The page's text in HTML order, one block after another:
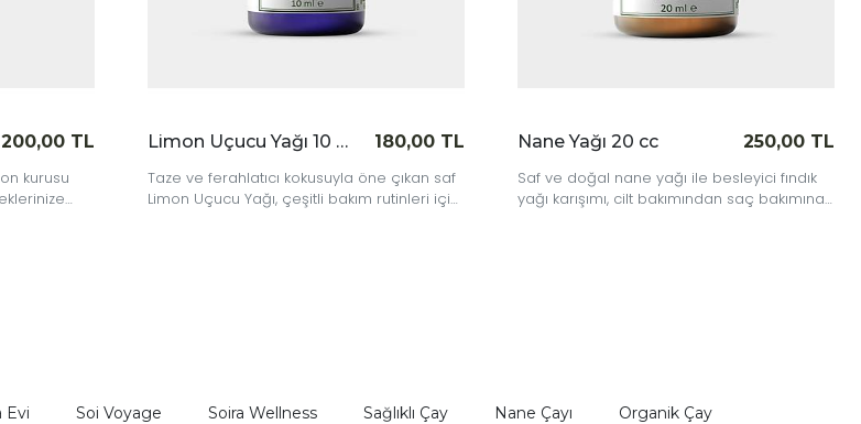
Limon Uçucu Yağı 10 cc
180,00 TL
ve ferahlatıcı kokusuyla öne çıkan saf
Uçucu Yağı, çeşitli bakım rutinleri için
Nane Yağı 20 cc
250,00 TL
Saf ve doğal nane yağı ile besleyici fındık
yağı karışımı, cilt bakımından saç bakımına
Nane Yağı
%100 doğal Nane
Buhurdanlık ve
Evi Soi Voyage Soira Wellness Sağlıklı Çay Nane Çayı Organik Çay